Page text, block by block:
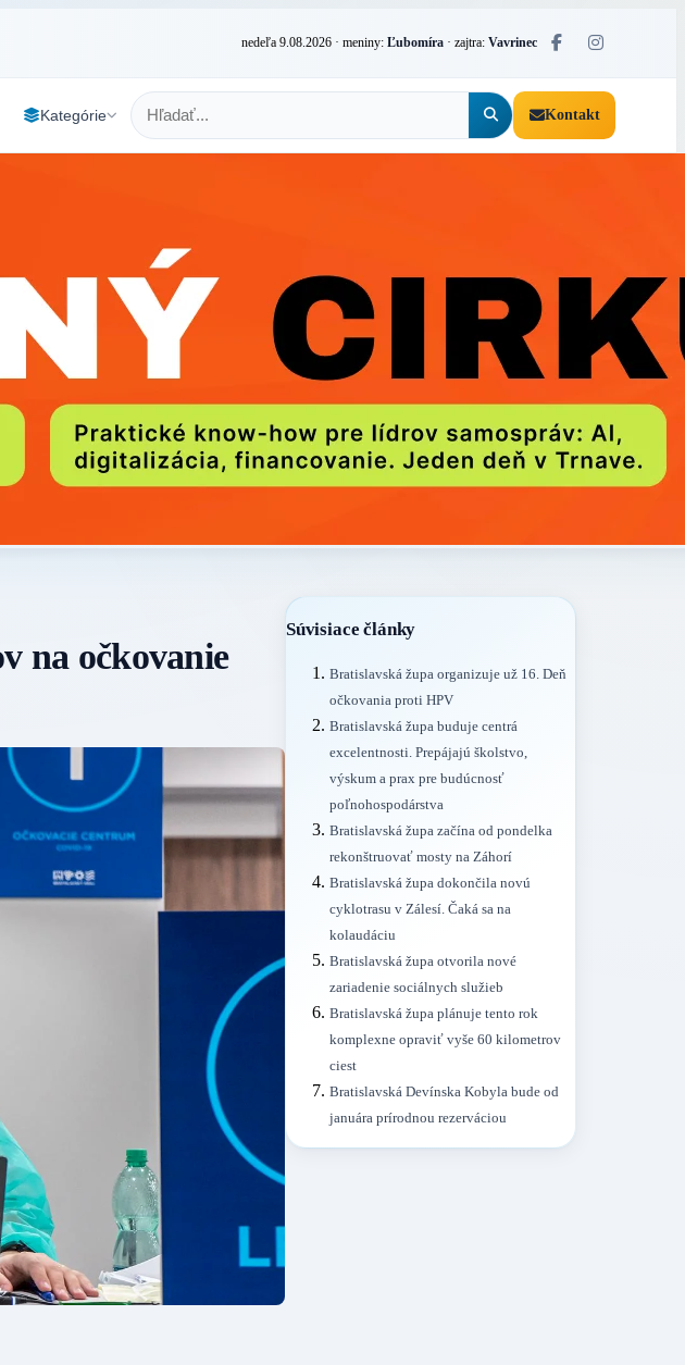
nedeľa 9.08.2026 · meniny: Ľubomíra · zajtra: Vavrinec
Kategórie Kontakt
na očkovanie
Súvisiace články
Bratislavská župa organizuje už 16. Deň
očkovania proti HPV
Bratislavská župa buduje centrá
excelentnosti. Prepájajú školstvo,
výskum a prax pre budúcnosť
poľnohospodárstva
Bratislavská župa začína od pondelka
rekonštruovať mosty na Záhorí
Bratislavská župa dokončila novú
cyklotrasu v Zálesí. Čaká sa na
kolaudáciu
Bratislavská župa otvorila nové
zariadenie sociálnych služieb
Bratislavská župa plánuje tento rok
komplexne opraviť vyše 60 kilometrov
ciest
Bratislavská Devínska Kobyla bude od
januára prírodnou rezerváciou